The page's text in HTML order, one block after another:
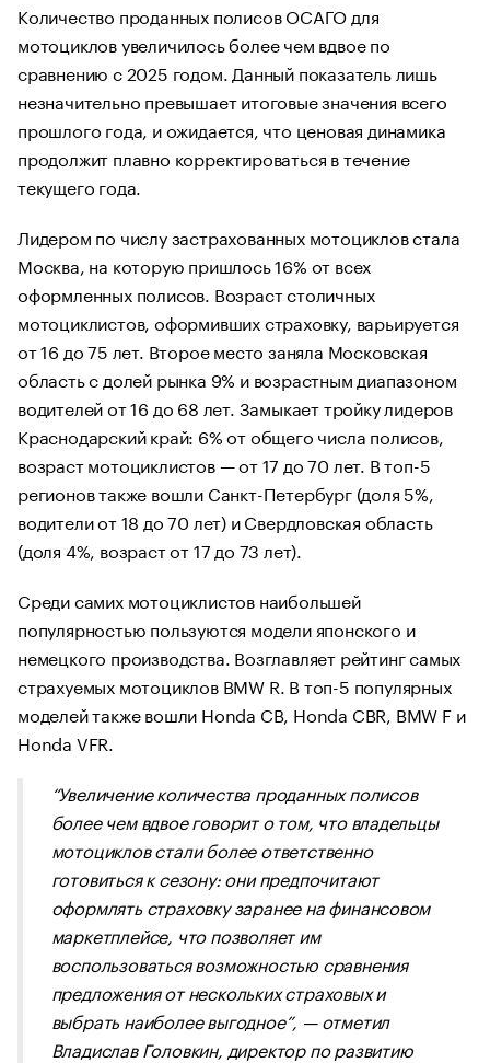
Количество проданных полисов ОСАГО для
мотоциклов увеличилось более чем вдвое по
сравнению с 2025 годом. Данный показатель лишь
незначительно превышает итоговые значения всего
прошлого года, и ожидается, что ценовая динамика
продолжит плавно корректироваться в течение
текущего года.
Лидером по числу застрахованных мотоциклов стала
Москва, на которую пришлось 16% от всех
оформленных полисов. Возраст столичных
мотоциклистов, оформивших страховку, варьируется
от 16 до 75 лет. Второе место заняла Московская
область с долей рынка 9% и возрастным диапазоном
водителей от 16 до 68 лет. Замыкает тройку лидеров
Краснодарский край: 6% от общего числа полисов,
возраст мотоциклистов — от 17 до 70 лет. В топ-5
регионов также вошли Санкт-Петербург (доля 5%,
водители от 18 до 70 лет) и Свердловская область
(доля 4%, возраст от 17 до 73 лет).
Среди самих мотоциклистов наибольшей
популярностью пользуются модели японского и
немецкого производства. Возглавляет рейтинг самых
страхуемых мотоциклов BMW R. В топ-5 популярных
моделей также вошли Honda CB, Honda CBR, BMW F и
Honda VFR.
“Увеличение количества проданных полисов
более чем вдвое говорит о том, что владельцы
мотоциклов стали более ответственно
готовиться к сезону: они предпочитают
оформлять страховку заранее на финансовом
маркетплейсе, что позволяет им
воспользоваться возможностью сравнения
предложения от нескольких страховых и
выбрать наиболее выгодное”, — отметил
Владислав Головкин, директор по развитию